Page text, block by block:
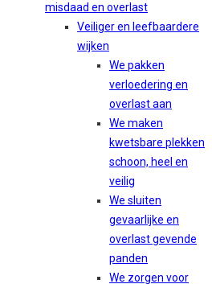
misdaad en overlast
Veiliger en leefbaardere
wijken
We pakken
verloedering en
overlast aan
We maken
kwetsbare plekken
schoon, heel en
veilig
We sluiten
gevaarlijke en
overlast gevende
panden
We zorgen voor